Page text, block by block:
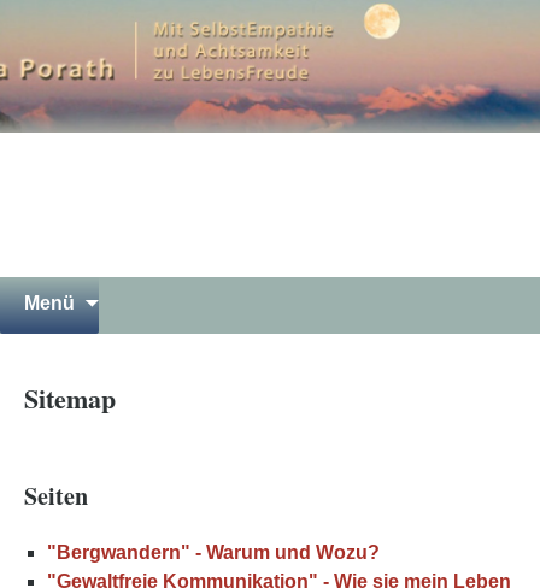
Petra Porath – Bergwandern
Luna Yoga Gewaltfreie
Mit SelbstEmpathie und Achtsamkeit zu
LebensFreude
Menü
zum
Sitemap
Seiten
"Bergwandern" - Warum und Wozu?
"Gewaltfreie Kommunikation" - Wie sie mein Leben